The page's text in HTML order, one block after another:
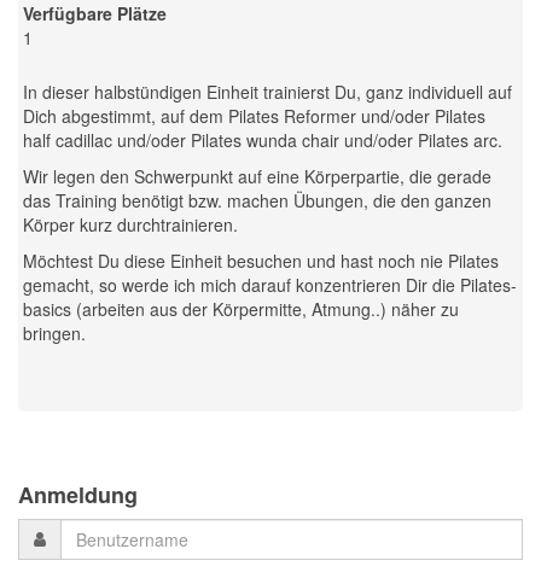
Verfügbare Plätze
1
In dieser halbstündigen Einheit trainierst Du, ganz individuell auf
Dich abgestimmt, auf dem Pilates Reformer und/oder Pilates
half cadillac und/oder Pilates wunda chair und/oder Pilates arc.
Wir legen den Schwerpunkt auf eine Körperpartie, die gerade
das Training benötigt bzw. machen Übungen, die den ganzen
Körper kurz durchtrainieren.
Möchtest Du diese Einheit besuchen und hast noch nie Pilates
gemacht, so werde ich mich darauf konzentrieren Dir die Pilates-
basics (arbeiten aus der Körpermitte, Atmung..) näher zu
bringen.
Anmeldung